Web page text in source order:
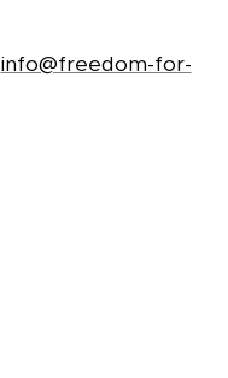
info@freedom-for-